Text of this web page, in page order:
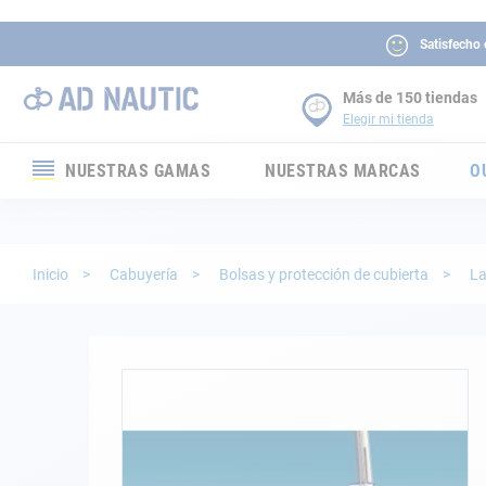
Satisfecho
Más de 150 tiendas
Elegir mi tienda
NUESTRAS GAMAS
Electricidad
NUESTRAS MARCAS
Inicio Cabuyería Bolsas y protección de cubierta